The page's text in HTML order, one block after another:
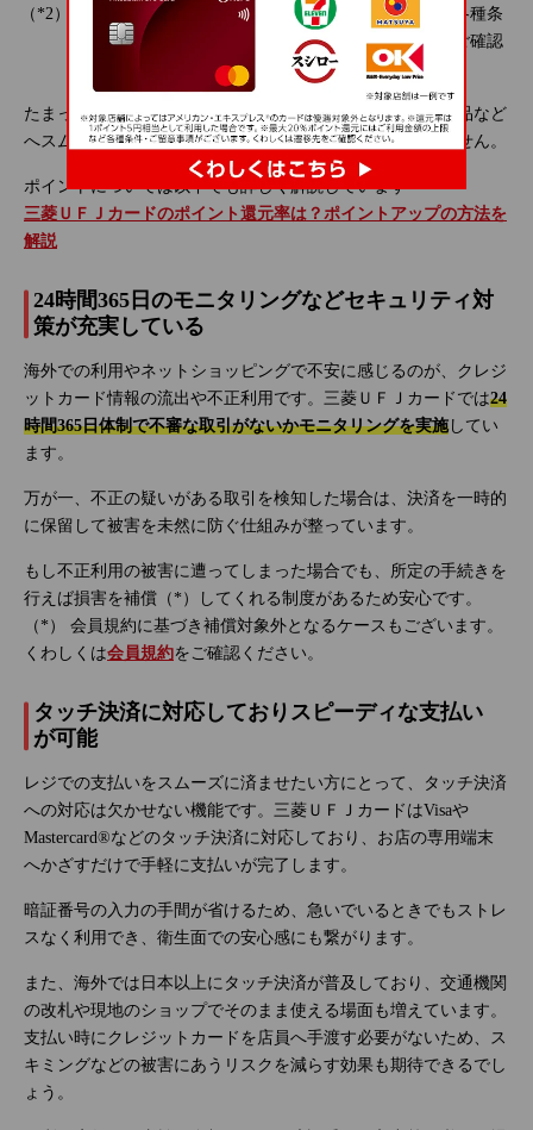
最大20％ポイント還元には、ご利用金額の上限など各種条
件・ご留意事項がございます。くわしくはこちら
をご確認
たまったポイントは、他社の共通ポイントやさまざまな景品など
へスムーズに交換できるため、使い道に困る心配もありません。
ポイントについては以下でも詳しく解説しています
三菱ＵＦＪカードのポイント還元率は？ポイントアップの方法を
解説
24時間365日のモニタリングなどセキュリティ対
策が充実している
海外での利用やネットショッピングで不安に感じるのが、クレジ
ットカード情報の流出や不正利用です。三菱ＵＦＪカードでは24
時間365日体制で不審な取引がないかモニタリングを実施してい
ます。
万が一、不正の疑いがある取引を検知した場合は、決済を一時的
に保留して被害を未然に防ぐ仕組みが整っています。
もし不正利用の被害に遭ってしまった場合でも、所定の手続きを
行えば損害を補償（*）してくれる制度があるため安心です。
（*） 会員規約に基づき補償対象外となるケースもございます。
くわしくは会員規約をご確認ください。
タッチ決済に対応しておりスピーディな支払い
が可能
レジでの支払いをスムーズに済ませたい方にとって、タッチ決済
への対応は欠かせない機能です。三菱ＵＦＪカードはVisaや
Mastercard®などのタッチ決済に対応しており、お店の専用端末
へかざすだけで手軽に支払いが完了します。
暗証番号の入力の手間が省けるため、急いでいるときでもストレ
スなく利用でき、衛生面での安心感にも繋がります。
また、海外では日本以上にタッチ決済が普及しており、交通機関
の改札や現地のショップでそのまま使える場面も増えています。
支払い時にクレジットカードを店員へ手渡す必要がないため、ス
キミングなどの被害にあうリスクを減らす効果も期待できるでし
ょう。